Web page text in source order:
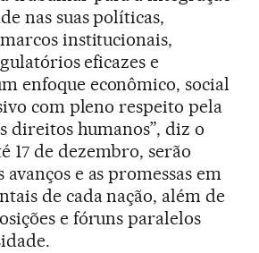
nas suas políticas,
institucionais,
eficazes e
enfoque econômico, social
com pleno respeito pela
direitos humanos”, diz o
17 de dezembro, serão
avanços e as promessas em
de cada nação, além de
e fóruns paralelos